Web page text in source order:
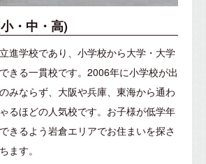
・中・高)
進学校であり、小学校から大学・大学
きる一貫校です。2006年に小学校が出
みならず、大阪や兵庫、東海から通わ
るほどの人気校です。 お子様が低学年
きるよう岩倉エリアでお住まいを探さ
ます。